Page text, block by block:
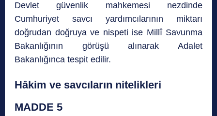
Devlet güvenlik mahkemesi nezdinde
Cumhuriyet savcı yardımcılarının miktarı
doğrudan doğruya ve nispeti ise Millî Savunma
Bakanlığının görüşü alınarak Adalet
Bakanlığınca tespit edilir.
Hâkim ve savcıların nitelikleri
MADDE 5